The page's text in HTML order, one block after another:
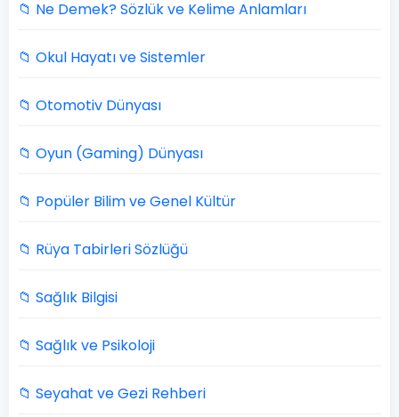
📁 Ne Demek? Sözlük ve Kelime Anlamları
📁 Okul Hayatı ve Sistemler
📁 Otomotiv Dünyası
📁 Oyun (Gaming) Dünyası
📁 Popüler Bilim ve Genel Kültür
📁 Rüya Tabirleri Sözlüğü
📁 Sağlık Bilgisi
📁 Sağlık ve Psikoloji
📁 Seyahat ve Gezi Rehberi